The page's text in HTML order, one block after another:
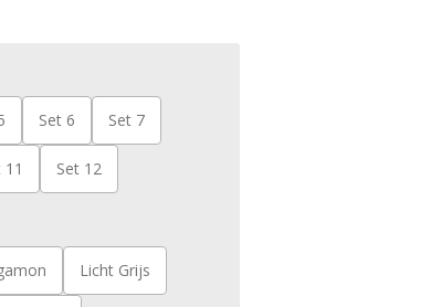
Set 6 Set 7
11 Set 12
Licht Grijs